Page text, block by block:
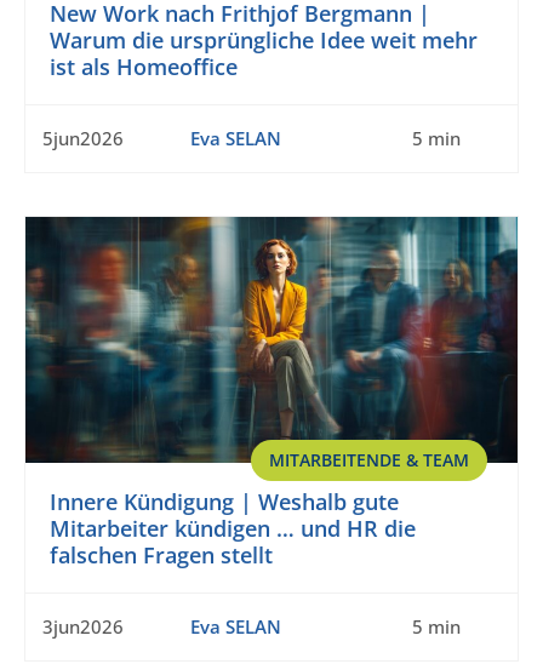
New Work nach Frithjof Bergmann |
Warum die ursprüngliche Idee weit mehr
ist als Homeoffice
5jun2026 Eva SELAN 5 min
MITARBEITENDE & TEAM
Innere Kündigung | Weshalb gute
Mitarbeiter kündigen … und HR die
falschen Fragen stellt
3jun2026 Eva SELAN 5 min